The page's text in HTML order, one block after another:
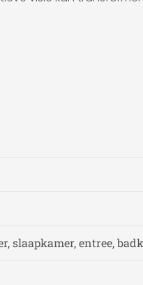
slaapkamer, entree,